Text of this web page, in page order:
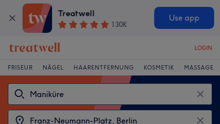
Treatwell
130K
Use app
LOGIN
FRISEUR NÄGEL HAARENTFERNUNG KOSMETIK MASSAGE